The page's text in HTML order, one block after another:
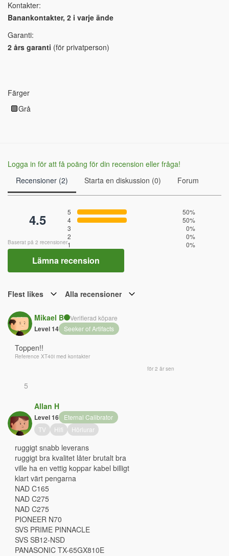
Kontakter:
Banankontakter, 2 i varje ände
Garanti:
2 års garanti (för privatperson)
Färger
Grå
Logga in för att få poäng för din recension eller fråga!
Recensioner (2)
Starta en diskussion (0) Forum
4.5
Baserat på 2 recensioner
5
50%
4
50%
3
0%
2
0%
1
0%
Lämna recension
Flest likes Alla recensioner
Mikael B Verifierad köpare
Level 14 Seeker of Artifacts
Toppen!!
Reference XT40i med kontakter
för 2 år sen
5
Allan H
Level 16
Eternal Calibrator
TV
Hifi Hörlurar
ruggigt snabb leverans
ruggigt bra kvalitet låter brutalt bra
ville ha en vettig koppar kabel billigt
klart värt pengarna
NAD C165
NAD C275
NAD C275
PIONEER N70
SVS PRIME PINNACLE
SVS SB12-NSD
PANASONIC TX-65GX810E